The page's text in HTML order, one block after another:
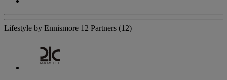
Lifestyle by Ennismore 12 Partners (12)